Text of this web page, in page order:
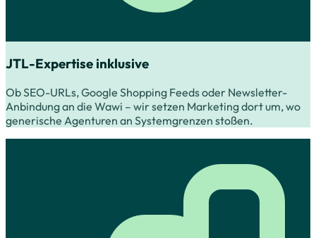
JTL-Expertise inklusive
Ob SEO-URLs, Google Shopping Feeds oder Newsletter-
Anbindung an die Wawi – wir setzen Marketing dort um, wo
generische Agenturen an Systemgrenzen stoßen.